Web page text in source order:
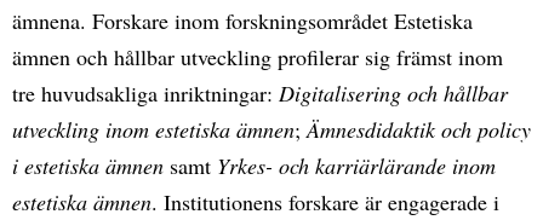
ämnena. Forskare inom forskningsområdet Estetiska
ämnen och hållbar utveckling profilerar sig främst inom
tre huvudsakliga inriktningar: Digitalisering och hållbar
utveckling inom estetiska ämnen;Ämnesdidaktik och policy
i estetiska ämnen samt Yrkes- och karriärlärande inom
estetiska ämnen. Institutionens forskare är engagerade i